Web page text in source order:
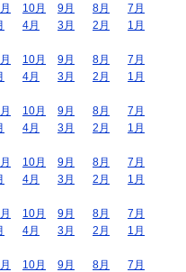
10月 9月 8月
7月
4月 3月 2月
1月
10月 9月 8月
7月
4月 3月 2月
1月
10月 9月 8月
7月
4月 3月 2月
1月
10月 9月 8月
7月
4月 3月 2月
1月
10月 9月 8月
7月
4月 3月 2月
1月
10月 9月 8月
7月